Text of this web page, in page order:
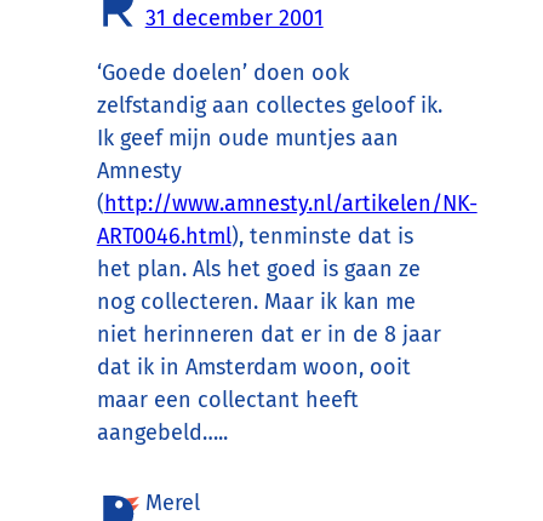
31 december 2001
‘Goede doelen’ doen ook
zelfstandig aan collectes geloof ik.
Ik geef mijn oude muntjes aan
Amnesty
(http://www.amnesty.nl/artikelen/NK-
ART0046.html), tenminste dat is
het plan. Als het goed is gaan ze
nog collecteren. Maar ik kan me
niet herinneren dat er in de 8 jaar
dat ik in Amsterdam woon, ooit
maar een collectant heeft
aangebeld…..
Merel